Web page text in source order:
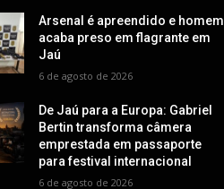
Arsenal é apreendido e homem
acaba preso em flagrante em
Jaú
6 de agosto de 2026
De Jaú para a Europa: Gabriel
Bertin transforma câmera
emprestada em passaporte
para festival internacional
6 de agosto de 2026